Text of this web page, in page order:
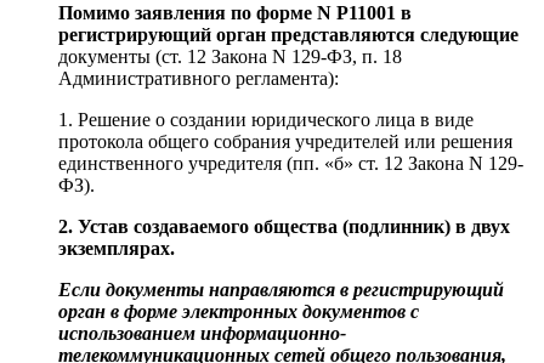
Помимо заявления по форме N Р11001 в
регистрирующий орган представляются следующие
документы (ст. 12 Закона N 129-ФЗ, п. 18
Административного регламента):
1. Решение о создании юридического лица в виде
протокола общего собрания учредителей или решения
единственного учредителя (пп. «б» ст. 12 Закона N 129-
ФЗ).
2. Устав создаваемого общества (подлинник) в двух
экземплярах.
Если документы направляются в регистрирующий
орган в форме электронных документов с
использованием информационно-
телекоммуникационных сетей общего пользования,